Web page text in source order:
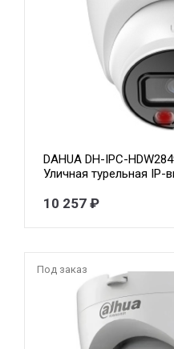
DAHUA DH-IPC-
Уличная турельная IP-
2.8мм,
10 257 ₽
Под заказ